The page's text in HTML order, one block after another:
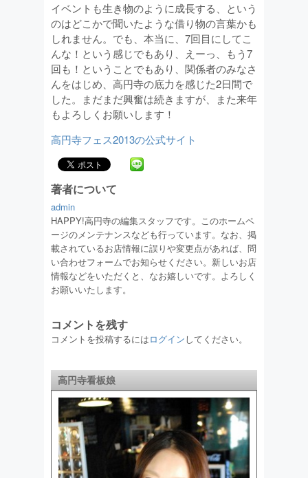
イベントも生き物のように成長する、という
のはどこかで聞いたような借り物の言葉かも
しれません。でも、本当に、7回目にしてこ
んな！という感じでもあり、えーっ、もう7
回も！ということでもあり、関係者のみなさ
んをはじめ、高円寺の底力を感じた2日間で
した。まだまだ興奮は続きますが、また来年
もよろしくお願いします！
高円寺フェス2013の公式サイト
著者について
admin
HAPPY!高円寺の編集スタッフです。このホームペ
ージのメンテナンスなども行っています。なお、掲
載されているお店情報に誤りや変更点があれば、問
い合わせフォームでお知らせください。新しいお店
情報などをいただくと、なお嬉しいです。よろしく
お願いいたします。
コメントを残す
コメントを投稿するにはログインしてください。
高円寺看板娘